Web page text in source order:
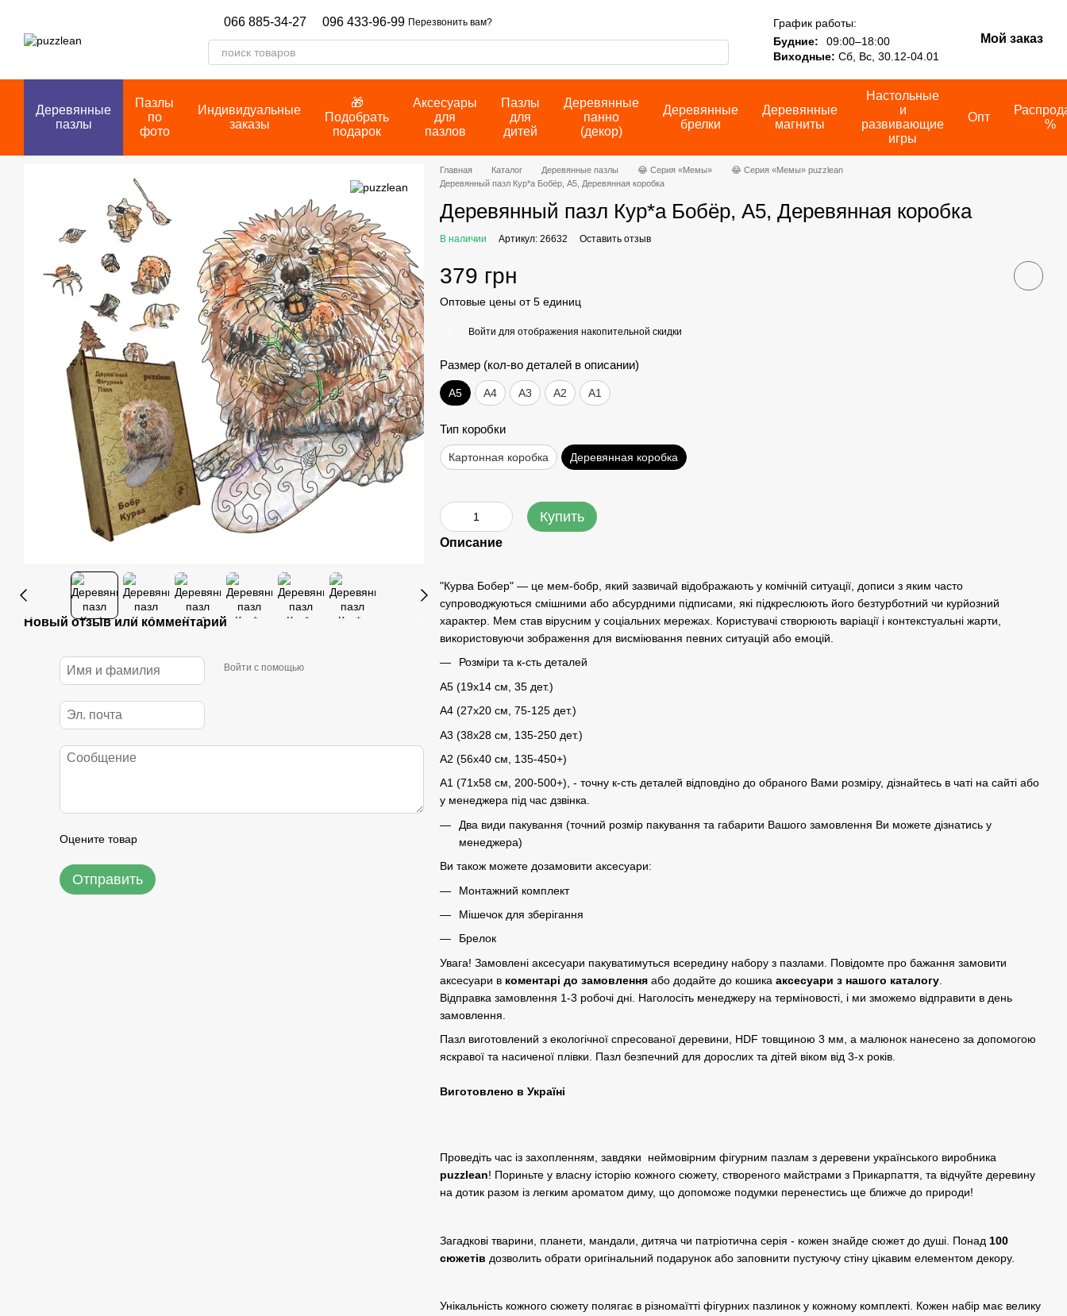
066 885-34-27 096 433-96-99 Перезвонить вам?
График работы:
Будние:
09:00–18:00
Виходные: Сб, Вс, 30.12-04.01
Мой заказ
Деревянные
пазлы
Пазлы
по
фото
Индивидуальные
заказы
🎁
Подобрать
подарок
Аксесуары
для
пазлов
Пазлы
для
дитей
Деревянные
панно
(декор)
Деревянные
брелки
Деревянные
магниты
Настольные
и
развивающие
игры
Опт
%
Новый отзыв или комментарий
Войти с помощью
Оцените товар
Отправить
Главная Каталог Деревянные пазлы 😂 Серия «Мемы»
😂 Серия «Мемы» puzzlean
Деревянный пазл Кур*а Бобёр, А5, Деревянная коробка
Деревянный пазл Кур*а Бобёр, А5, Деревянная коробка
В наличии Артикул: 26632 Оставить отзыв
379 грн
Оптовые цены от 5 единиц
Войти для отображения накопительной скидки
Размер (кол-во деталей в описании)
А5 А4 A3 A2 A1
Тип коробки
Картонная коробка Деревянная коробка
Купить
Описание
"Курва Бобер" — це мем-бобр, який зазвичай відображають у комічній ситуації, дописи з яким часто
супроводжуються смішними або абсурдними підписами, які підкреслюють його безтурботний чи курйозний
характер. Мем став вірусним у соціальних мережах. Користувачі створюють варіації і контекстуальні жарти,
використовуючи зображення для висміювання певних ситуацій або емоцій.
Розміри та к-сть деталей
A5 (19х14 см, 35 дет.)
A4 (27x20 см, 75-125 дет.)
A3 (38х28 см, 135-250 дет.)
A2 (56х40 см, 135-450+)
A1 (71х58 см, 200-500+), - точну к-сть деталей відповдіно до обраного Вами розміру, дізнайтесь в чаті на сайті або
у менеджера під час дзвінка.
Два види пакування (точний розмір пакування та габарити Вашого замовлення Ви можете дізнатись у
менеджера)
Ви також можете дозамовити аксесуари:
Монтажний комплект
Мішечок для зберігання
Брелок
Увага! Замовлені аксесуари пакуватимуться всередину набору з пазлами. Повідомте про бажання замовити
аксесуари в коментарі до замовленняабо додайте до кошика аксесуари з нашого каталогу.
Відправка замовлення 1-3 робочі дні. Наголосіть менеджеру на терміновості, і ми зможемо відправити в день
замовлення.
Пазл виготовлений з екологічної спресованої деревини, HDF товщиною 3 мм, а малюнок нанесено за допомогою
яскравої та насиченої плівки. Пазл безпечний для дорослих та дітей віком від 3-х років.
Виготовлено в Україні
Проведіть час із захопленням, завдяки неймовірним фігурним пазлам з деревени українського виробника
puzzlean! Пориньте у власну історію кожного сюжету, створеного майстрами з Прикарпаття, та відчуйте деревину
на дотик разом із легким ароматом диму, що допоможе подумки перенестись ще ближче до природи!
Загадкові тварини, планети, мандали, дитяча чи патріотична серія - кожен знайде сюжет до душі. Понад 100
сюжетів дозволить обрати оригінальний подарунок або заповнити пустуючу стіну цікавим елементом декору.
Унікальність кожного сюжету полягає в різномаїтті фігурних пазлинок у кожному комплекті. Кожен набір має велику